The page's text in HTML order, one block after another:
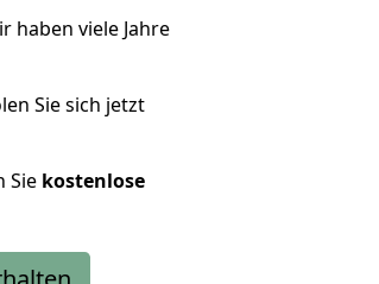
haben viele Jahre
Sie sich jetzt
Sie kostenlose